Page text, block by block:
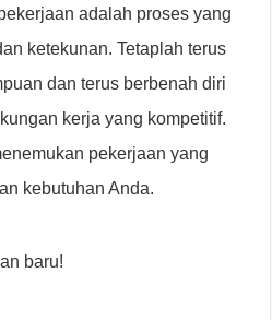
adalah proses yang
ketekunan. Tetaplah terus
dan terus berbenah diri
kerja yang kompetitif.
pekerjaan yang
kebutuhan Anda.
baru!